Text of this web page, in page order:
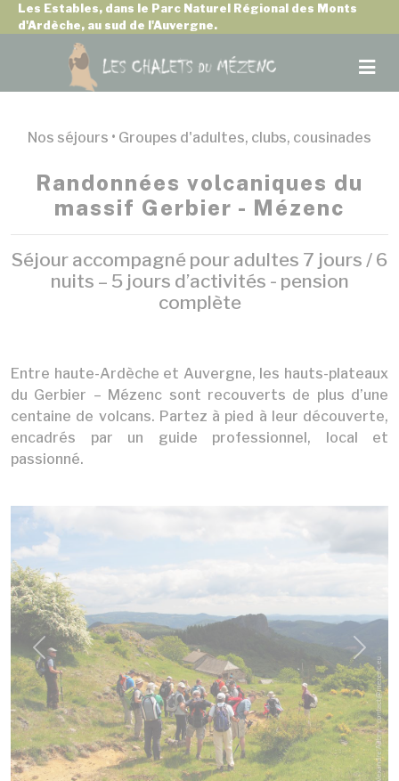
Les Estables, dans le Parc Naturel Régional des Monts
d'Ardèche, au sud de l'Auvergne.
Nos séjours • Groupes d'adultes, clubs, cousinades
Randonnées volcaniques du
massif Gerbier - Mézenc
Séjour accompagné pour adultes 7 jours / 6
nuits – 5 jours d’activités - pension
complète
Entre haute-Ardèche et Auvergne, les hauts-plateaux
du Gerbier – Mézenc sont recouverts de plus d’une
centaine de volcans. Partez à pied à leur découverte,
encadrés par un guide professionnel, local et
passionné.
Previous Next
Panneau de gestion des cookies